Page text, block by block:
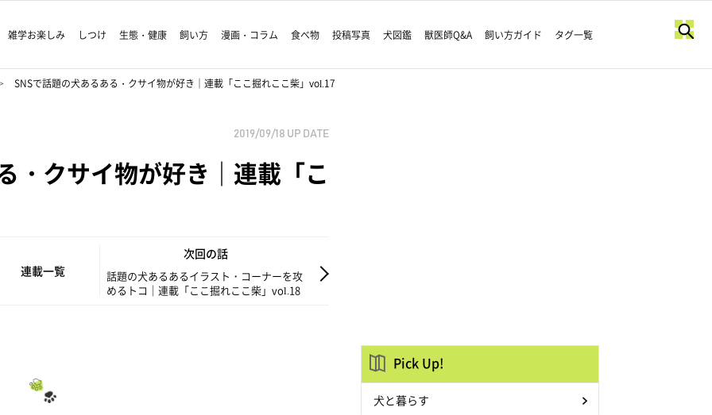
雑学お楽しみ しつけ 生態・健康 飼い方 漫画・コラム 食べ物 投稿写真 犬図鑑 獣医師Q&A 飼い方ガイド タグ一覧
SNSで話題の犬あるある・クサイ物が好き｜連載「ここ掘れここ柴」vol.17
2019/09/18 UP DATE
・クサイ物が好き｜連載「こ
連載一覧
次回の話
話題の犬あるあるイラスト・コーナーを攻
めるトコ｜連載「ここ掘れここ柴」vol.18
Pick Up!
犬と暮らす